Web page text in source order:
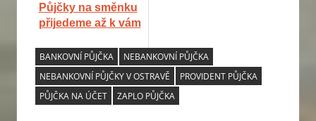
Půjčky na směnku
přijedeme až k vám
BANKOVNÍ PŮJČKA
NEBANKOVNÍ PŮJČKA
NEBANKOVNÍ PŮJČKY V OSTRAVĚ
PROVIDENT PŮJČKA
PŮJČKA NA ÚČET
ZAPLO PŮJČKA